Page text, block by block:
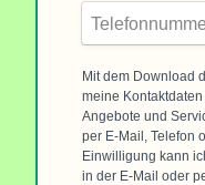
Mit dem Download
meine
Angebote und
per E-Mail, Telefon
Einwilligung kann
in der E-Mail oder